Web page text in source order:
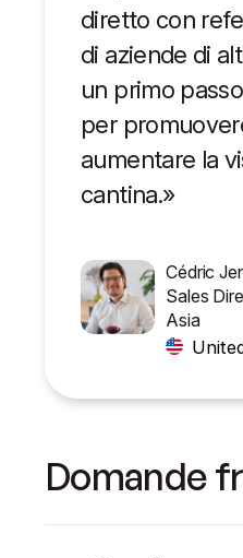
diretto con
di aziende di
un primo
per
aumentare la
cantina.»
Cédric
Sales
Asia
Domande